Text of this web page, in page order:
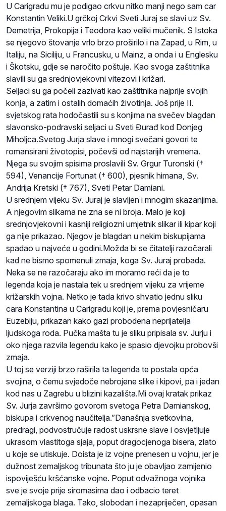
U Carigradu mu je podigao crkvu nitko manji nego sam car
Konstantin Veliki.U grčkoj Crkvi Sveti Juraj se slavi uz Sv.
Demetrija, Prokopija i Teodora kao veliki mučenik. S Istoka
se njegovo štovanje vrlo brzo proširilo i na Zapad, u Rim, u
Italiju, na Siciliju, u Francusku, u Mainz, a onda i u Englesku
i Škotsku, gdje se naročito poštuje. Kao svoga zaštitnika
slavili su ga srednjovjekovni vitezovi i križari.
Seljaci su ga počeli zazivati kao zaštitnika najprije svojih
konja, a zatim i ostalih domaćih životinja. Još prije II.
svjetskog rata hodočastili su s konjima na svečev blagdan
slavonsko-podravski seljaci u Sveti Đurađ kod Donjeg
Miholjca.Svetog Jurja slave i mnogi svečani govori te
romansirani životopisi, počevši od najstarijih vremena.
Njega su svojim spisima proslavili Sv. Grgur Turonski (†
594), Venancije Fortunat († 600), pjesnik himana, Sv.
Andrija Kretski († 767), Sveti Petar Damiani.
U srednjem vijeku Sv. Juraj je slavljen i mnogim skazanjima.
A njegovim slikama ne zna se ni broja. Malo je koji
srednjovjekovni i kasniji religiozni umjetnik slikar ili kipar koji
ga nije prikazao. Njegov je blagdan u nekim biskupijama
spadao u najveće u godini.Možda bi se čitatelji razočarali
kad ne bismo spomenuli zmaja, koga Sv. Juraj probada.
Neka se ne razočaraju ako im moramo reći da je to
legenda koja je nastala tek u srednjem vijeku za vrijeme
križarskih vojna. Netko je tada krivo shvatio jednu sliku
cara Konstantina u Carigradu koji je, prema povjesničaru
Euzebiju, prikazan kako gazi probodena neprijatelja
ljudskoga roda. Pučka mašta tu je sliku pripisala sv. Jurju i
oko njega razvila legendu kako je spasio djevojku probovši
zmaja.
U toj se verziji brzo raširila ta legenda te postala opća
svojina, o čemu svjedoče nebrojene slike i kipovi, pa i jedan
kod nas u Zagrebu u blizini kazališta.Mi ovaj kratak prikaz
Sv. Jurja završimo govorom svetoga Petra Damianskog,
biskupa i crkvenog naučitelja.”Današnja svetkovina,
predragi, podvostručuje radost uskrsne slave i osvjetljuje
ukrasom vlastitoga sjaja, poput dragocjenoga bisera, zlato
u koje se utiskuje. Doista je iz vojne prenesen u vojnu, jer je
dužnost zemaljskog tribunata što ju je obavljao zamijenio
ispoviješću kršćanske vojne. Poput odvažnoga vojnika
sve je svoje prije siromasima dao i odbacio teret
zemaljskoga blaga. Tako, slobodan i nezapriječen, opasan